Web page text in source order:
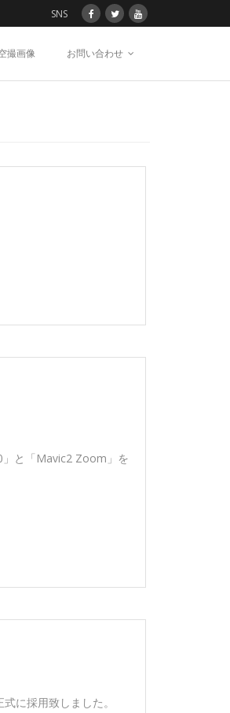
SNS
撮画像 お問い合わせ
」と「Mavic2 Zoom」を
に採用致しました。